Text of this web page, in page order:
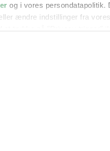
og i vores persondatapolitik.
ændre indstillinger fra
gerne:
på en scanning af